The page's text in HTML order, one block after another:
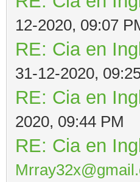
12-2020, 09:07
RE: Cia en
31-12-2020,
RE: Cia en
2020, 09:44 PM
RE: Cia en